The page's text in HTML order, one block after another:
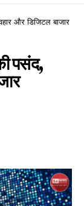
और डिजिटल बाजार
पसंद,